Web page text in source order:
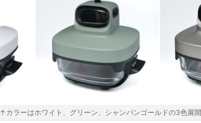
↑カラーはホワイト、グリーン、シャンパンゴールドの3色展開